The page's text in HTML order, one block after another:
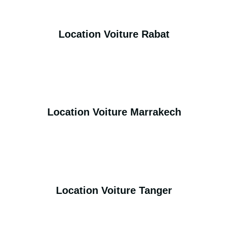
Location Voiture Rabat
Location Voiture Marrakech
Location Voiture Tanger